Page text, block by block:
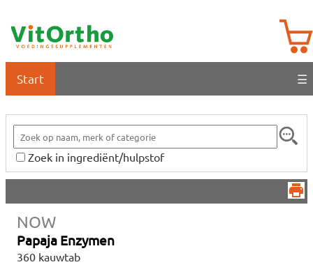
Start ☰
Zoek in ingrediënt/hulpstof
NOW
Papaja Enzymen
360 kauwtab